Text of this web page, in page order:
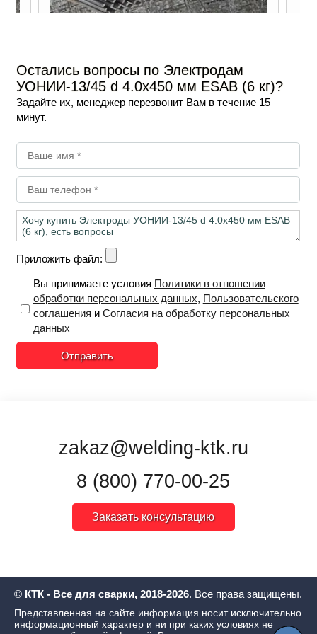
В наличии
855₽/ уп Опт
Остались вопросы по Электродам
УОНИИ-13/45 d 4.0х450 мм ESAB (6 кг)?
Задайте их, менеджер перезвонит Вам в течение 15
минут.
Приложить файл:
Вы принимаете условия Политики в отношении
обработки персональных данных, Пользовательского
соглашения и Согласия на обработку персональных
данных
Отправить
zakaz@welding-ktk.ru
8 (800) 770-00-25
Заказать консультацию
© КТК - Все для сварки, 2018-2026. Все права защищены.
Представленная на сайте информация носит исключительно
информационный характер и ни при каких условиях не